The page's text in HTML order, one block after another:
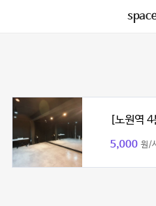
[노원역
5,000 원/